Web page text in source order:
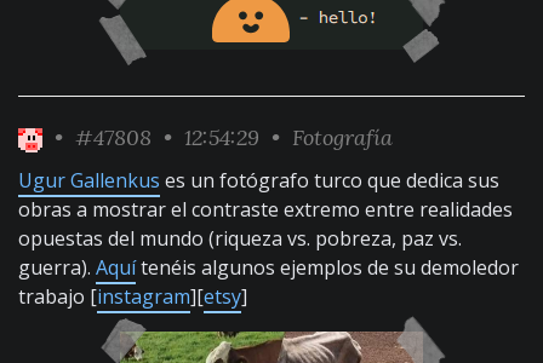
• #47808 • 12:54:29 • Fotografía
Ugur Gallenkus es un fotógrafo turco que dedica sus
obras a mostrar el contraste extremo entre realidades
opuestas del mundo (riqueza vs. pobreza, paz vs.
guerra). Aquítenéis algunos ejemplos de su demoledor
trabajo [instagram][etsy]